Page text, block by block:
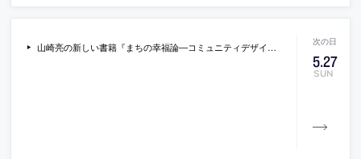
5.27
SUN
山崎亮の新しい書籍『まちの幸福論―コミュニティデザインから考える』